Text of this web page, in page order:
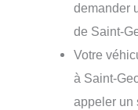
demander
de Saint-
Votre
à Saint-
appeler un